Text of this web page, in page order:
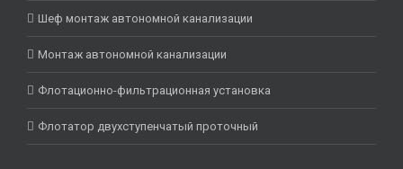
Шеф монтаж автономной канализации
Монтаж автономной канализации
Флотационно-фильтрационная установка
Флотатор двухступенчатый проточный